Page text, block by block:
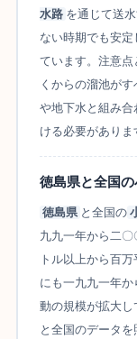
水路 を通じて送
ない時期でも安
ています。注意点
くからの溜池が
や地下水と組み
ける必要がありま
徳島県と全国
徳島県 と全国の
九九一年から二
トル以上から百
にも一九九一年
動の規模が拡大
と全国のデータ